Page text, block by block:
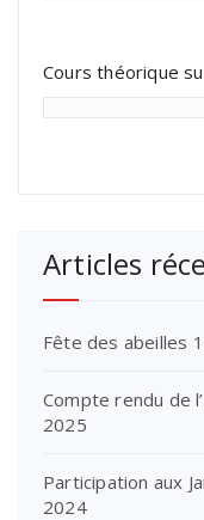
Cours théorique
Articles
Fête des abeilles
Compte rendu de
2025
Participation aux
2024